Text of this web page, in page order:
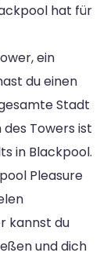
hat für
ein
du einen
Stadt
des Towers ist
in Blackpool.
Pleasure
kannst du
und dich